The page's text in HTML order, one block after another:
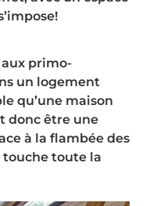
primo-
un logement
qu’une maison
donc être une
à la flambée des
toute la